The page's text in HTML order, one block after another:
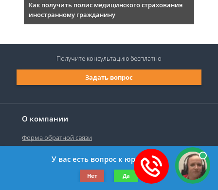
Как получить полис медицинского страхования
иностранному гражданину
О компании
Форма обратной связи
©2019-2026 Все права защищены.
Задать вопрос
Получите консультациюбесплатно
У вас есть вопрос к юристу?
Нет Да